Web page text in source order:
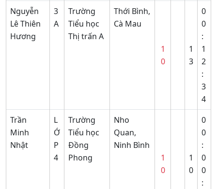
Nguyễn
Lê Thiên
Hương
3
A
Trường
Tiểu học
Thị trấn A
Thới Bình,
Cà Mau
1
0
1
3
0
0
:
1
2
:
3
4
Trần
Minh
Nhật
L
Ớ
P
4
Trường
Tiểu học
Đồng
Phong
Nho
Quan,
Ninh Bình
1
0
1
0
0
0
:
0
0
: